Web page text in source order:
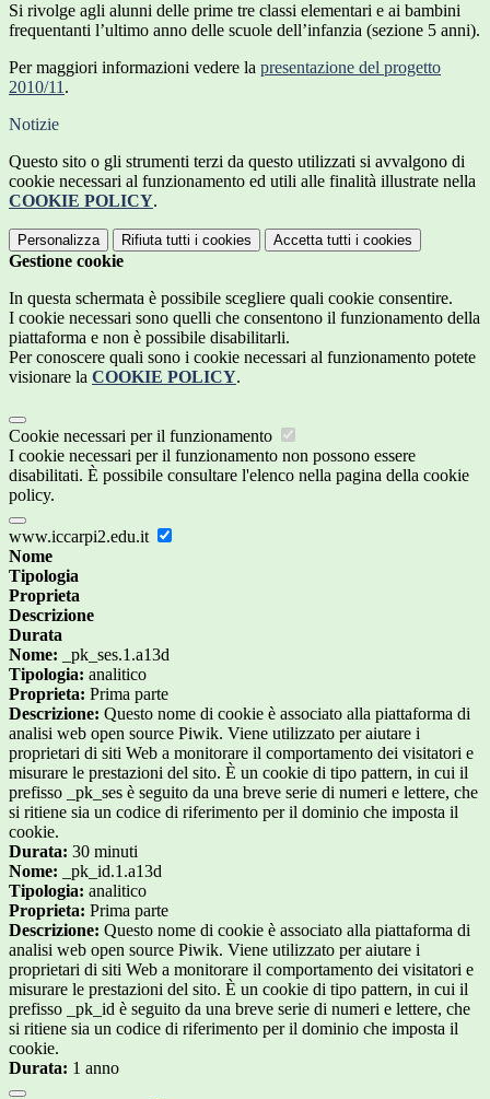
Si rivolge agli alunni delle prime tre classi elementari e ai bambini
frequentanti l’ultimo anno delle scuole dell’infanzia (sezione 5 anni).
Per maggiori informazioni vedere la presentazione del progetto
2010/11 .
Notizie
Questo sito o gli strumenti terzi da questo utilizzati si avvalgono di
cookie necessari al funzionamento ed utili alle finalità illustrate nella
COOKIE POLICY.
Personalizza Rifiuta tutti i cookies Accetta tutti i cookies
Gestione cookie
In questa schermata è possibile scegliere quali cookie consentire.
I cookie necessari sono quelli che consentono il funzionamento della
piattaforma e non è possibile disabilitarli.
Per conoscere quali sono i cookie necessari al funzionamento potete
visionare la COOKIE POLICY.
Cookie necessari per il funzionamento
I cookie necessari per il funzionamento non possono essere
disabilitati. È possibile consultare l'elenco nella pagina della cookie
policy.
www.iccarpi2.edu.it
Nome
Tipologia
Proprieta
Descrizione
Durata
Nome: _pk_ses.1.a13d
Tipologia: analitico
Proprieta: Prima parte
Descrizione: Questo nome di cookie è associato alla piattaforma di
analisi web open source Piwik. Viene utilizzato per aiutare i
proprietari di siti Web a monitorare il comportamento dei visitatori e
misurare le prestazioni del sito. È un cookie di tipo pattern, in cui il
prefisso _pk_ses è seguito da una breve serie di numeri e lettere, che
si ritiene sia un codice di riferimento per il dominio che imposta il
cookie.
Durata: 30 minuti
Nome: _pk_id.1.a13d
Tipologia: analitico
Proprieta: Prima parte
Descrizione: Questo nome di cookie è associato alla piattaforma di
analisi web open source Piwik. Viene utilizzato per aiutare i
proprietari di siti Web a monitorare il comportamento dei visitatori e
misurare le prestazioni del sito. È un cookie di tipo pattern, in cui il
prefisso _pk_id è seguito da una breve serie di numeri e lettere, che
si ritiene sia un codice di riferimento per il dominio che imposta il
cookie.
Durata: 1 anno